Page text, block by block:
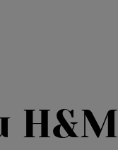
H&M